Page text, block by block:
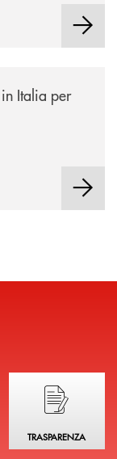
Italia per
immediata?
Hai bisogno di
TRASPARENZA